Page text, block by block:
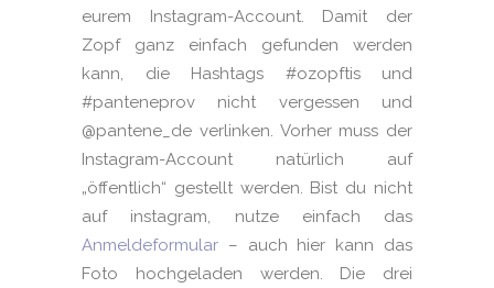
eurem Instagram-Account. Damit der
Zopf ganz einfach gefunden werden
kann, die Hashtags #ozopftis und
#panteneprov nicht vergessen und
@pantene_de verlinken. Vorher muss der
Instagram-Account natürlich auf
„öffentlich“ gestellt werden. Bist du nicht
auf instagram, nutze einfach das
Anmeldeformular – auch hier kann das
Foto hochgeladen werden. Die drei